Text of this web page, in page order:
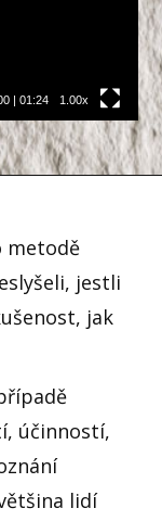
| 01:24 1.00x
metodě
jestli
jak
účinností,
lidí